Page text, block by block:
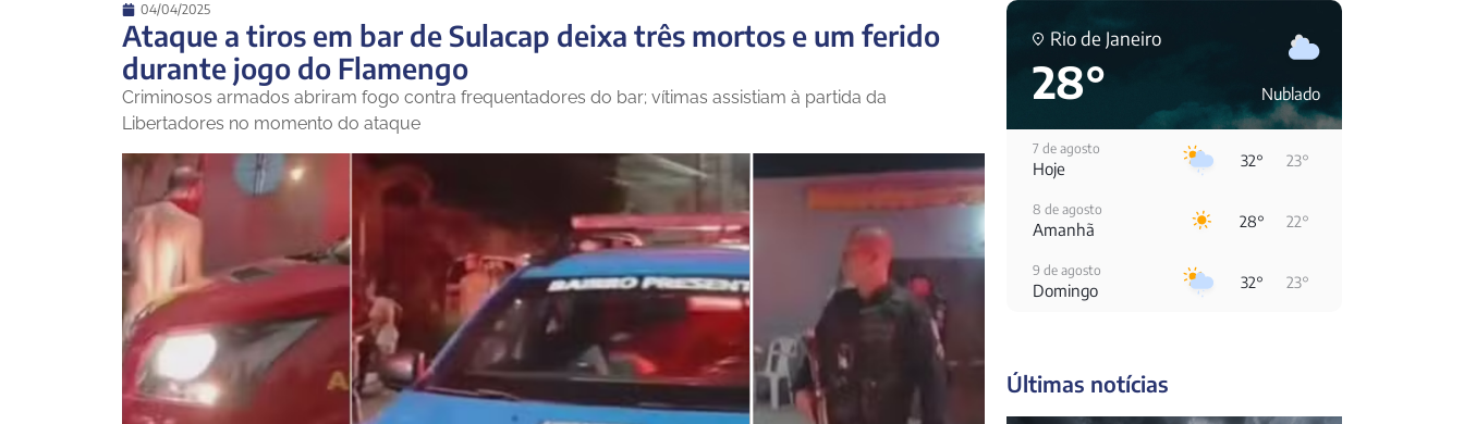
04/04/2025
Ataque a tiros em bar de Sulacap deixa três mortos e um ferido
durante jogo do Flamengo
Criminosos armados abriram fogo contra frequentadores do bar; vítimas assistiam à partida da
Libertadores no momento do ataque
Rio de Janeiro
28° Nublado
7 de agosto
Hoje 32° 23°
8 de agosto
Amanhã 28° 22°
9 de agosto
Domingo 32° 23°
11 de agosto
Terça-Feira
Últimas notícias